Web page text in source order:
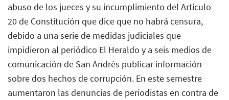
abuso de los jueces y su incumplimiento del Artículo
20 de Constitución que dice que no habrá censura,
debido a una serie de medidas judiciales que
impidieron al periódico El Heraldo y a seis medios de
comunicación de San Andrés publicar información
sobre dos hechos de corrupción. En este semestre
aumentaron las denuncias de periodistas en contra de